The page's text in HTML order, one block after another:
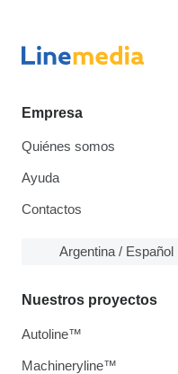
Empresa
Quiénes somos
Ayuda
Contactos
Argentina / Español
Nuestros proyectos
Autoline™
Machineryline™